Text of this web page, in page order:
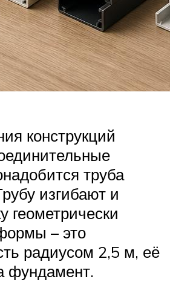
конструкций
труба
изгибают и
геометрически
– это
радиусом 2,5 м, её
фундамент.